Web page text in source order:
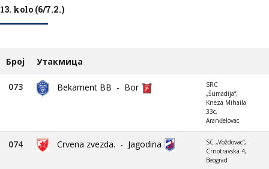
13. kolo (6/7.2.)
Број Утакмица
073 Bekament BB - Bor
SRC
„Šumadija“,
Kneza Mihaila
33c,
Aranđelovac
074 Crvena zvezda. - Jagodina
SC „Voždovac“,
Crnotravska 4,
Beograd